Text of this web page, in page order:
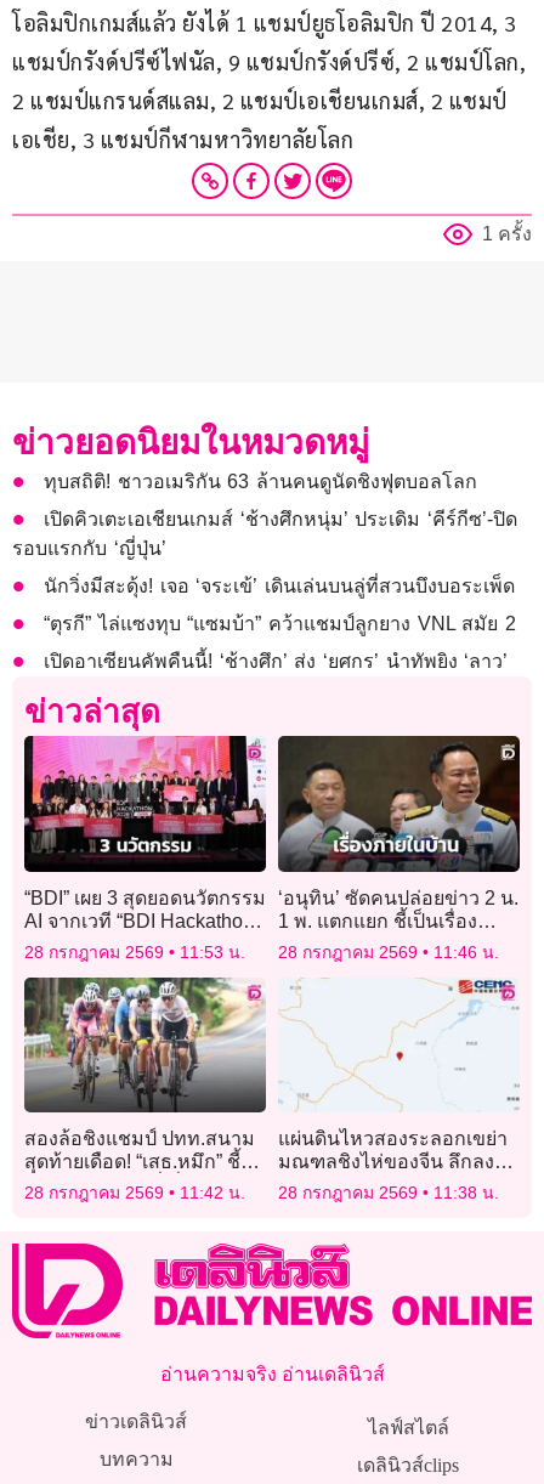
โอลิมปิกเกมส์แล้ว ยังได้ 1 แชมป์ยูธโอลิมปิก ปี 2014, 3
แชมป์กรังด์ปรีซ์ไฟนัล, 9 แชมป์กรังด์ปรีซ์, 2 แชมป์โลก,
2 แชมป์แกรนด์สแลม, 2 แชมป์เอเชียนเกมส์, 2 แชมป์
เอเชีย, 3 แชมป์กีฬามหาวิทยาลัยโลก
1 ครั้ง
ข่าวยอดนิยมในหมวดหมู่
ทุบสถิติ! ชาวอเมริกัน 63 ล้านคนดูนัดชิงฟุตบอลโลก
เปิดคิวเตะเอเชียนเกมส์ ‘ช้างศึกหนุ่ม’ ประเดิม ‘คีร์กีซ’-ปิด
รอบแรกกับ ‘ญี่ปุ่น’
นักวิ่งมีสะดุ้ง! เจอ ‘จระเข้’ เดินเล่นบนลู่ที่สวนบึงบอระเพ็ด
“ตุรกี” ไล่แซงทุบ “แซมบ้า” คว้าแชมป์ลูกยาง VNL สมัย 2
เปิดอาเซียนคัพคืนนี้! ‘ช้างศึก’ ส่ง ‘ยศกร’ นำทัพยิง ‘ลาว’
ข่าวล่าสุด
“BDI” เผย 3 สุดยอดนวัตกรรม
AI จากเวที “BDI Hackathon
2026: OPEN AT Bangkok”
28 กรกฎาคม 2569 11:53 น.
‘อนุทิน’ ซัดคนปล่อยข่าว 2 น.
1 พ. แตกแยก ชี้เป็นเรื่อง
ภายในบ้าน ไม่ใช่ธุระของ
28 กรกฎาคม 2569 11:46 น.
สองล้อชิงแชมป์ ปทท.สนาม
สุดท้ายเดือด! “เสธ.หมึก” ชี้นัก
ปั่นวัดแชมป์กันที่เขื่อนภูมิพล
คาดเงินสะพัดกระตุ้น
28 กรกฎาคม 2569 11:42 น.
แผ่นดินไหวสองระลอกเขย่า
มณฑลชิงไห่ของจีน ลึกลงไป
ใต้ดินเพียง 10 กิโลเมตร
28 กรกฎาคม 2569 11:38 น.
อ่านความจริง อ่านเดลินิวส์
ข่าวเดลินิวส์
บทความ
ไลฟ์สไตล์
เดลินิวส์clips